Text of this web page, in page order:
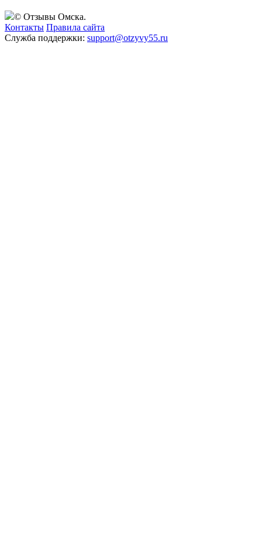
© Отзывы Омска.
Контакты Правила сайта
Служба поддержки: support@otzyvy55.ru